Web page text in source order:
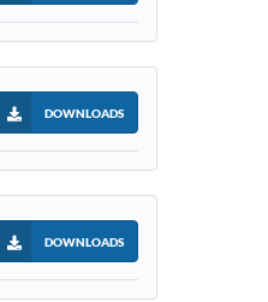
DOWNLOADS
DOWNLOADS